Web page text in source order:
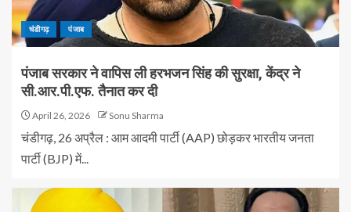
चंडीगढ़ पंजाब
पंजाब सरकार ने वापिस ली हरभजन सिंह की सुरक्षा, केंद्र ने
सी.आर.पी.एफ. तैनात कर दी
April 26, 2026 Sonu Sharma
चंडीगढ़, 26 अप्रैल : आम आदमी पार्टी (AAP) छोड़कर भारतीय जनता
पार्टी (BJP) में...